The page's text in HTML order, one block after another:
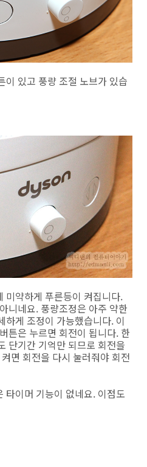
이 있고 풍량 조절 노브가 있습
미약하게 푸른등이 켜집니다.
니네요. 풍량조정은 아주 약한
하게 조정이 가능했습니다. 이
튼은 누르면 회전이 됩니다. 한
단기간 기억만 되므로 회전을
면 회전을 다시 눌러줘야 회전
타이머 기능이 없네요. 이점도